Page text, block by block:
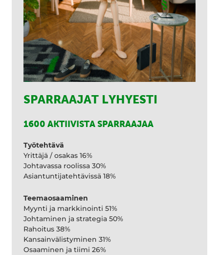
SPARRAAJAT LYHYESTI
1600 AKTIIVISTA SPARRAAJAA
Työtehtävä
Yrittäjä / osakas 16%
Johtavassa roolissa 30%
Asiantuntijatehtävissä 18%
Teemaosaaminen
Myynti ja markkinointi 51%
Johtaminen ja strategia 50%
Rahoitus 38%
Kansainvälistyminen 31%
Osaaminen ja tiimi 26%